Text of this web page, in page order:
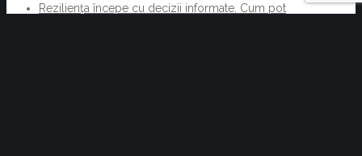
Reziliența începe cu decizii informate. Cum pot